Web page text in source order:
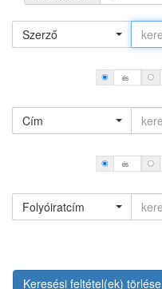
Szerző
és
Cím
és
Folyóiratcím
Keresési feltétel(ek) törlése